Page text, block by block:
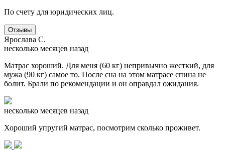
По счету для юридических лиц.
Отзывы
Ярослава С.
несколько месяцев назад
Матрас хороший. Для меня (60 кг) непривычно жесткий, для
мужа (90 кг) самое то. После сна на этом матрасе спина не
болит. Брали по рекомендации и он оправдал ожидания.
несколько месяцев назад
Хороший упругий матрас, посмотрим сколько проживет.